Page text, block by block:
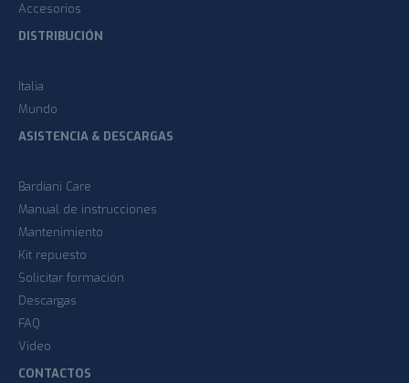
Accesorios
DISTRIBUCIÓN
Italia
Mundo
ASISTENCIA & DESCARGAS
Bardiani Care
Manual de instrucciones
Mantenimiento
Kit repuesto
Solicitar formación
Descargas
FAQ
Video
CONTACTOS